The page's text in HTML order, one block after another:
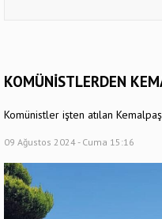
KOMÜNİSTLERDEN
Komünistler işten atılan
09 Ağustos 2024 - Cuma 15:16